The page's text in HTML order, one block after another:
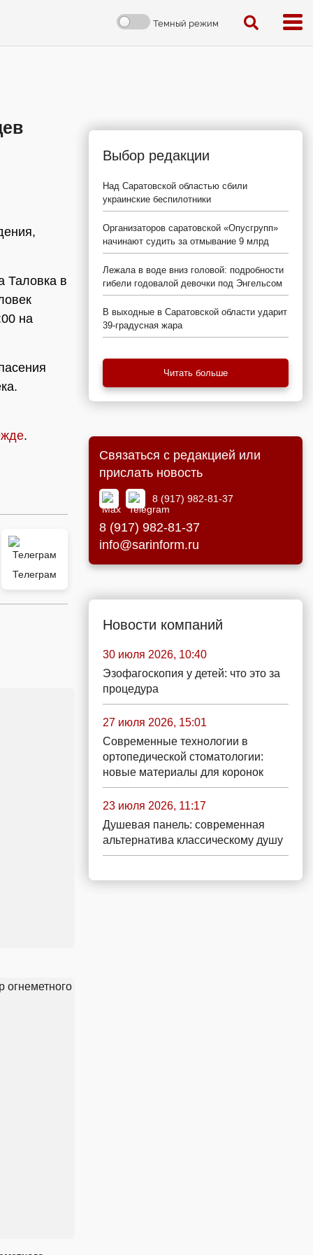
Темный режим
Таловка в
на
.
Телеграм
Выбор редакции
Над Саратовской областью сбили
украинские беспилотники
Организаторов саратовской «Опусгрупп»
начинают судить за отмывание 9 млрд
Лежала в воде вниз головой: подробности
гибели годовалой девочки под Энгельсом
В выходные в Саратовской области ударит
39-градусная жара
Читать больше
Связаться с редакцией или
прислать новость
8 (917) 982-81-37
8 (917) 982-81-37
info@sarinform.ru
Новости компаний
30 июля 2026, 10:40
Эзофагоскопия у детей: что это за
процедура
27 июля 2026, 15:01
Современные технологии в
ортопедической стоматологии:
новые материалы для коронок
23 июля 2026, 11:17
Душевая панель: современная
альтернатива классическому душу